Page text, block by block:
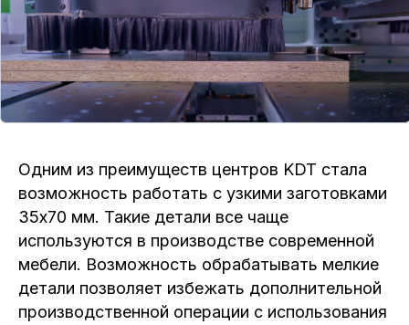
Одним из преимуществ центров KDT стала
возможность работать с узкими заготовками
35х70 мм. Такие детали все чаще
используются в производстве современной
мебели. Возможность обрабатывать мелкие
детали позволяет избежать дополнительной
производственной операции с использования